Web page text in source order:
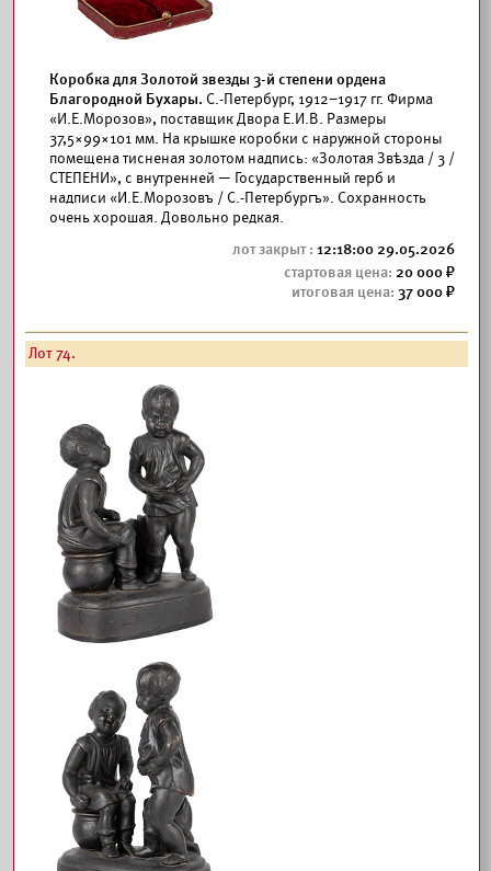
Коробка для Золотой звезды 3-й степени ордена
Благородной Бухары. С.-Петербург, 1912–1917 гг. Фирма
«И.Е.Морозов», поставщик Двора Е.И.В. Размеры
37,5×99×101 мм. На крышке коробки с наружной стороны
помещена тисненая золотом надпись: «Золотая Звѣзда / 3 /
СТЕПЕНИ», с внутренней — Государственный герб и
надписи «И.Е.Морозовъ / С.-Петербургъ». Сохранность
очень хорошая. Довольно редкая.
12:18:00 29.05.2026
20 000
37 000
Лот 74.